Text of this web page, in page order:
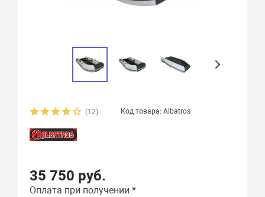
(12) Код товара: Albatros
35 750 руб.
Оплата при получении *